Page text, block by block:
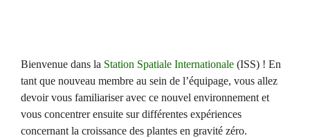
Bienvenue dans la Station Spatiale Internationale (ISS) ! En
tant que nouveau membre au sein de l’équipage, vous allez
devoir vous familiariser avec ce nouvel environnement et
vous concentrer ensuite sur différentes expériences
concernant la croissance des plantes en gravité zéro.